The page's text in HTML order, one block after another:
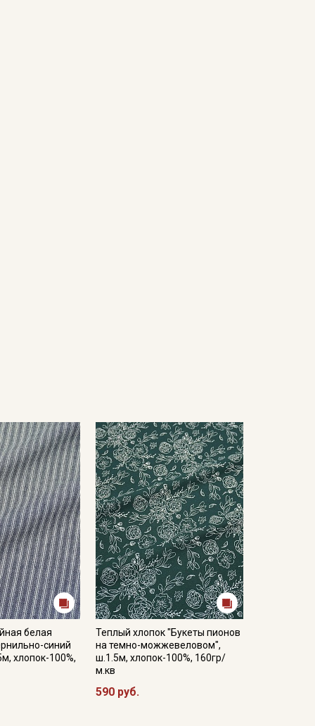
белая
синий
хлопок-100%,
Теплый хлопок "Букеты пионов
на темно-можжевеловом",
ш.1.5м, хлопок-100%, 160гр/
м.кв
590 руб.